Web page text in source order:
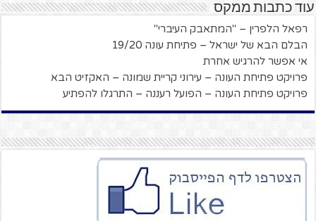
עוד כתבות ממקס
רפאל הלפרין – "המתאבק העיברי"
הבלם הבא של ישראל – פתיחת עונה 19/20
אי אפשר להרגיש אחרת
פרויקט פתיחת העונה – עירוני קריית שמונה – האקזיט הבא
פרויקט פתיחת העונה – הפועל רעננה – התרגלו להפתיע